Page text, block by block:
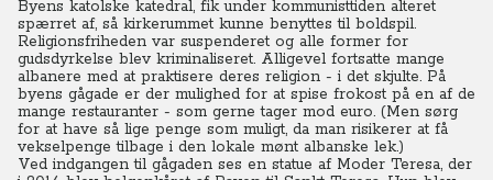
Byens katolske katedral, fik under kommunisttiden alteret
spærret af, så kirkerummet kunne benyttes til boldspil.
Religionsfriheden var suspenderet og alle former for
gudsdyrkelse blev kriminaliseret. Alligevel fortsatte mange
albanere med at praktisere deres religion - i det skjulte. På
byens gågade er der mulighed for at spise frokost på en af de
mange restauranter - som gerne tager mod euro. (Men sørg
for at have så lige penge som muligt, da man risikerer at få
vekselpenge tilbage i den lokale mønt albanske lek.)
Ved indgangen til gågaden ses en statue af Moder Teresa, der